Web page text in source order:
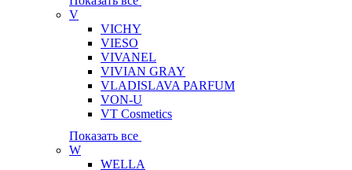
V
VICHY
VIESO
VIVANEL
VIVIAN GRAY
VLADISLAVA PARFUM
VON-U
VT Cosmetics
Показать все
W
WELLA